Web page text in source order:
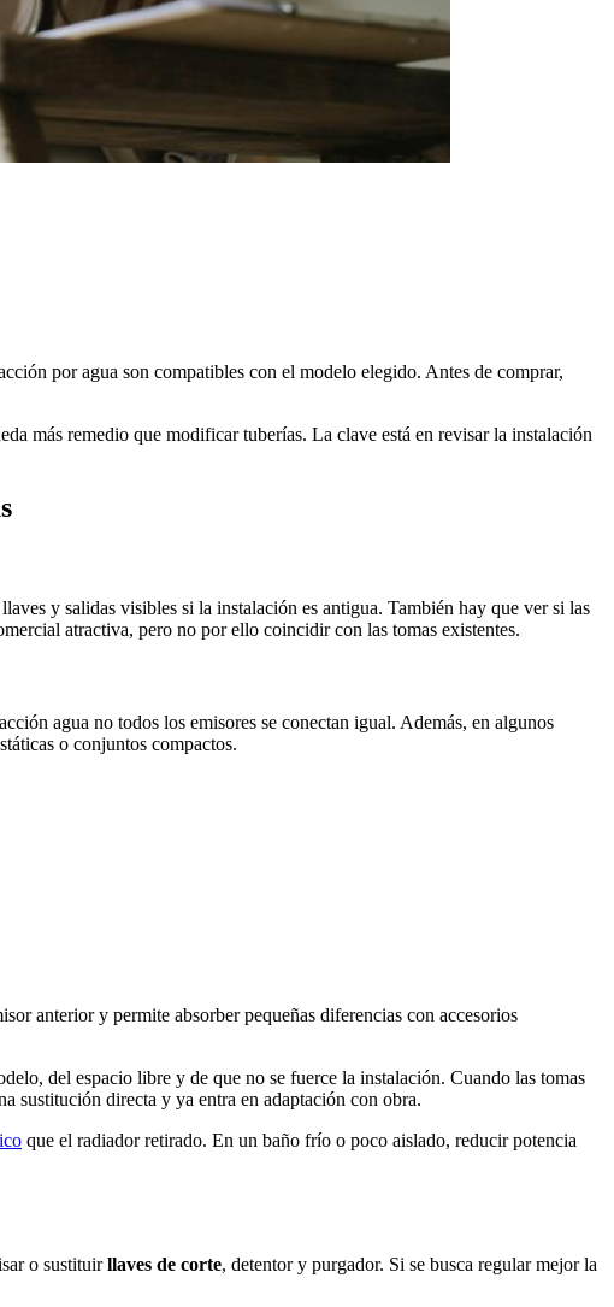
por agua son compatibles con el modelo elegido. Antes de comprar,
más remedio que modificar tuberías. La clave está en revisar la instalación
y salidas visibles si la instalación es antigua. También hay que ver si las
atractiva, pero no por ello coincidir con las tomas existentes.
agua no todos los emisores se conectan igual. Además, en algunos
o conjuntos compactos.
anterior y permite absorber pequeñas diferencias con accesorios
del espacio libre y de que no se fuerce la instalación. Cuando las tomas
sustitución directa y ya entra en adaptación con obra.
que el radiador retirado. En un baño frío o poco aislado, reducir potencia
o sustituirllaves de corte, detentor y purgador. Si se busca regular mejor la